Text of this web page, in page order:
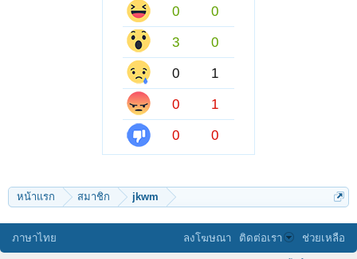
0
0
3
0
0
1
0
1
0
0
หน้าแรก สมาชิก jkwm
ภาษาไทย ลงโฆษณา ติดต่อเรา ช่วยเหลือ